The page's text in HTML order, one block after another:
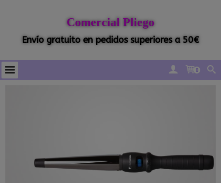
Comercial Pliego
Envío gratuito en pedidos superiores a 50€
0